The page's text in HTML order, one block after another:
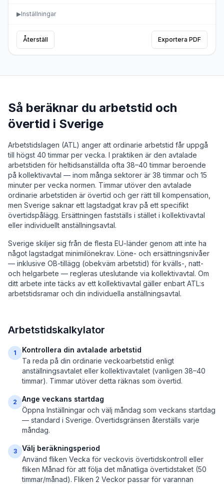
▶Inställningar
Återställ Exportera PDF
Så beräknar du arbetstid och
övertid i Sverige
Arbetstidslagen (ATL) anger att ordinarie arbetstid får uppgå
till högst 40 timmar per vecka. I praktiken är den avtalade
arbetstiden för heltidsanställda ofta 38–40 timmar beroende
på kollektivavtal — inom många sektorer är 38 timmar och 15
minuter per vecka normen. Timmar utöver den avtalade
ordinarie arbetstiden är övertid och ger rätt till kompensation,
men Sverige saknar ett lagstadgat krav på ett specifikt
övertidspålägg. Ersättningen fastställs i stället i kollektivavtal
eller individuellt anställningsavtal.
Sverige skiljer sig från de flesta EU-länder genom att inte ha
något lagstadgat minimilönekrav. Löne- och ersättningsnivåer
— inklusive OB-tillägg (obekväm arbetstid) för kvälls-, natt-
och helgarbete — regleras uteslutande via kollektivavtal. Om
ditt arbete inte täcks av ett kollektivavtal gäller enbart ATL:s
arbetstidsramar och din individuella anställningsavtal.
Arbetstidskalkylator
1
Kontrollera din avtalade arbetstid
Ta reda på din ordinarie veckoarbetstid enligt
anställningsavtalet eller kollektivavtalet (vanligen 38–40
timmar). Timmar utöver detta räknas som övertid.
2
Ange veckans startdag
Öppna Inställningar och välj måndag som veckans startdag
— standard i Sverige. Övertidsgränsen återställs varje
måndag.
3
Välj beräkningsperiod
Använd fliken Vecka för veckovis övertidskontroll eller
fliken Månad för att följa det månatliga övertidstaket (50
timmar/månad). Fliken 2 Veckor passar för varannan